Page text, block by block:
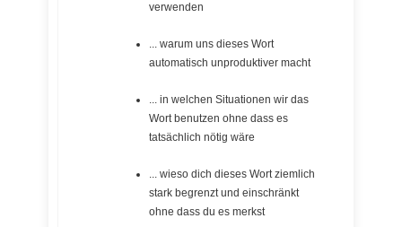
verwenden
... warum uns dieses Wort
automatisch unproduktiver macht
... in welchen Situationen wir das
Wort benutzen ohne dass es
tatsächlich nötig wäre
... wieso dich dieses Wort ziemlich
stark begrenzt und einschränkt
ohne dass du es merkst